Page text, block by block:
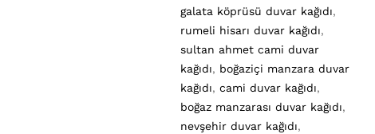
galata köprüsü duvar kağıdı,
rumeli hisarı duvar kağıdı,
sultan ahmet cami duvar
kağıdı, boğaziçi manzara duvar
kağıdı, cami duvar kağıdı,
boğaz manzarası duvar kağıdı,
nevşehir duvar kağıdı,